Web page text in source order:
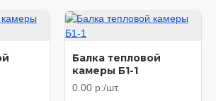
Балка тепловой
камеры Б1-1
0.00 р./шт.